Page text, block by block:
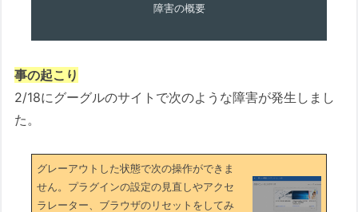
障害の概要
事の起こり
2/18にグーグルのサイトで次のような障害が発生しまし
た。
グレーアウトした状態で次の操作ができま
せん。プラグインの設定の見直しやアクセ
ラレーター、ブラウザのリセットをしてみ